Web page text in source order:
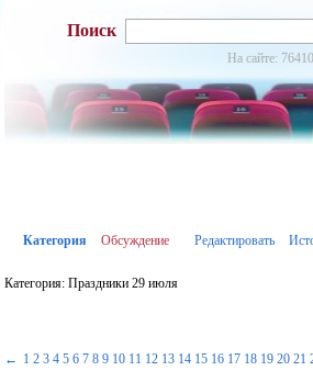
Поиск
На сайте:
Категория Обсуждение Редактировать
Категория: Праздники 29 июля
← 1 2 3 4 5 6 7 8 9 10 11 12 13 14 15 16 17 18 19 20 21